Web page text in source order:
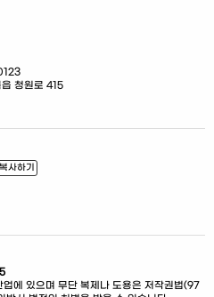
청원로 415
사하기
에 있으며 무단 복제나 도용은 저작권법(97